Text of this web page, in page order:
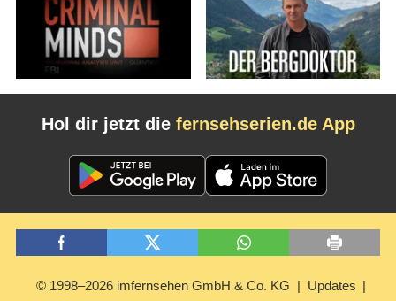
Hol dir jetzt die fernsehserien.de App
© 1998–2026 imfernsehen GmbH & Co. KG Updates